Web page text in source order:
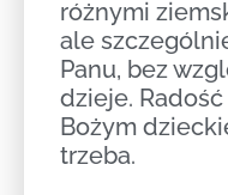
różnymi
ale
Panu, bez
dzieje.
Bożym
trzeba.